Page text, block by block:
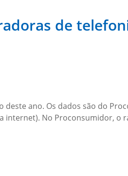
de
ano. Os dados são do
No Proconsumidor, o